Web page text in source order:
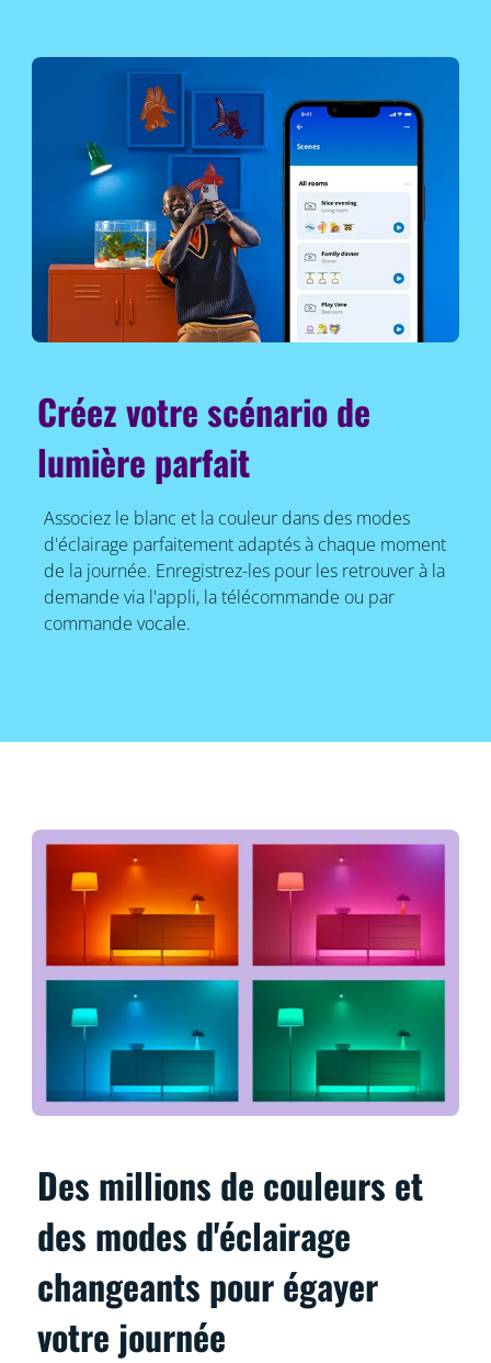
Créez votre scénario de
lumière parfait
Associez le blanc et la couleur dans des modes
d'éclairage parfaitement adaptés à chaque moment
de la journée. Enregistrez-les pour les retrouver à la
demande via l'appli, la télécommande ou par
commande vocale.
Des millions de couleurs et
des modes d'éclairage
changeants pour égayer
votre journée